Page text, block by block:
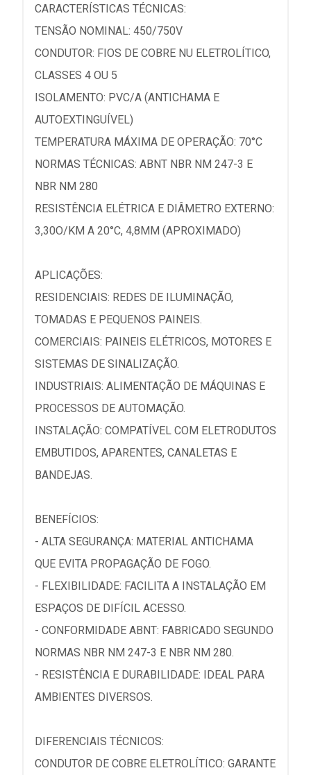
CARACTERÍSTICAS TÉCNICAS:
TENSÃO NOMINAL: 450/750V
CONDUTOR: FIOS DE COBRE NU ELETROLÍTICO,
CLASSES 4 OU 5
ISOLAMENTO: PVC/A (ANTICHAMA E
AUTOEXTINGUÍVEL)
TEMPERATURA MÁXIMA DE OPERAÇÃO: 70°C
NORMAS TÉCNICAS: ABNT NBR NM 247-3 E
NBR NM 280
RESISTÊNCIA ELÉTRICA E DIÂMETRO EXTERNO:
3,30O/KM A 20°C, 4,8MM (APROXIMADO)
APLICAÇÕES:
RESIDENCIAIS: REDES DE ILUMINAÇÃO,
TOMADAS E PEQUENOS PAINEIS.
COMERCIAIS: PAINEIS ELÉTRICOS, MOTORES E
SISTEMAS DE SINALIZAÇÃO.
INDUSTRIAIS: ALIMENTAÇÃO DE MÁQUINAS E
PROCESSOS DE AUTOMAÇÃO.
INSTALAÇÃO: COMPATÍVEL COM ELETRODUTOS
EMBUTIDOS, APARENTES, CANALETAS E
BANDEJAS.
BENEFÍCIOS:
- ALTA SEGURANÇA: MATERIAL ANTICHAMA
QUE EVITA PROPAGAÇÃO DE FOGO.
- FLEXIBILIDADE: FACILITA A INSTALAÇÃO EM
ESPAÇOS DE DIFÍCIL ACESSO.
- CONFORMIDADE ABNT: FABRICADO SEGUNDO
NORMAS NBR NM 247-3 E NBR NM 280.
- RESISTÊNCIA E DURABILIDADE: IDEAL PARA
AMBIENTES DIVERSOS.
DIFERENCIAIS TÉCNICOS:
CONDUTOR DE COBRE ELETROLÍTICO: GARANTE